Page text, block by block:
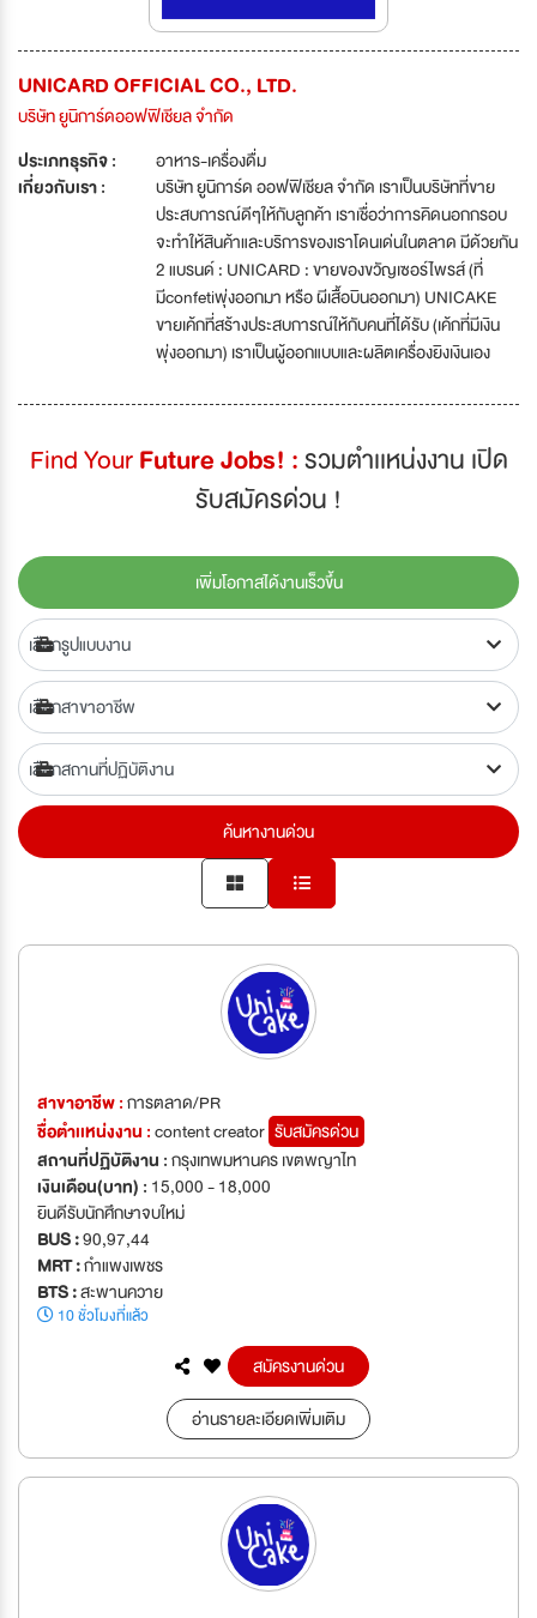
UNICARD OFFICIAL CO., LTD.
บริษัท ยูนิการ์ดออฟฟิเชียล จำกัด
ประเภทธุรกิจ :
อาหาร-เครื่องดื่ม
เกี่ยวกับเรา :
บริษัท ยูนิการ์ด ออฟฟิเชียล จำกัด เราเป็นบริษัทที่ขาย
ประสบการณ์ดีๆให้กับลูกค้า เราเชื่อว่าการคิดนอกกรอบ
จะทำให้สินค้าและบริการของเราโดนเด่นในตลาด มีด้วยกัน
2 แบรนด์ : UNICARD : ขายของขวัญเซอร์ไพรส์ (ที่
มีconfetiพุ่งออกมา หรือ ผีเสื้อบินออกมา) UNICAKE
ขายเค้กที่สร้างประสบการณ์ให้กับคนที่ได้รับ (เค้กที่มีเงิน
พุ่งออกมา) เราเป็นผู้ออกแบบและผลิตเครื่องยิงเงินเอง
Find YourFuture Jobs! :รวมตำเเหน่งงาน เปิด
รับสมัครด่วน !
เพิ่มโอกาสได้งานเร็วขึ้น
ค้นหางานด่วน
สาขาอาชีพ :การตลาด/PR
ชื่อตำเเหน่งงาน :content creator รับสมัครด่วน
สถานที่ปฏิบัติงาน :กรุงเทพมหานคร เขตพญาไท
เงินเดือน(บาท) : 15,000 - 18,000
ยินดีรับนักศึกษาจบใหม่
BUS :90,97,44
MRT :กำแพงเพชร
BTS :สะพานควาย
10 ชั่วโมงที่แล้ว
สมัครงานด่วน
อ่านรายละเอียดเพิ่มเติม